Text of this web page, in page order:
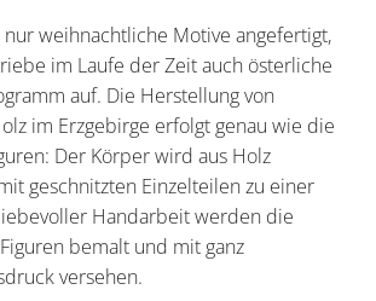
weihnachtliche Motive angefertigt,
im Laufe der Zeit auch österliche
auf. Die Herstellung von
im Erzgebirge erfolgt genau wie die
Der Körper wird aus Holz
geschnitzten Einzelteilen zu einer
Handarbeit werden die
bemalt und mit ganz
versehen.